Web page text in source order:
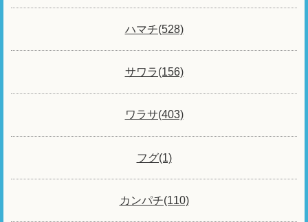
ハマチ(528)
サワラ(156)
ワラサ(403)
フグ(1)
カンパチ(110)